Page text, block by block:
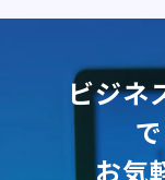
ビジネ
お気